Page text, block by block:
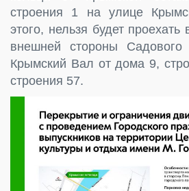
строения 1 на улице
этого, нельзя будет
внешней стороны
Крымский Вал от дома 9,
строения 57.